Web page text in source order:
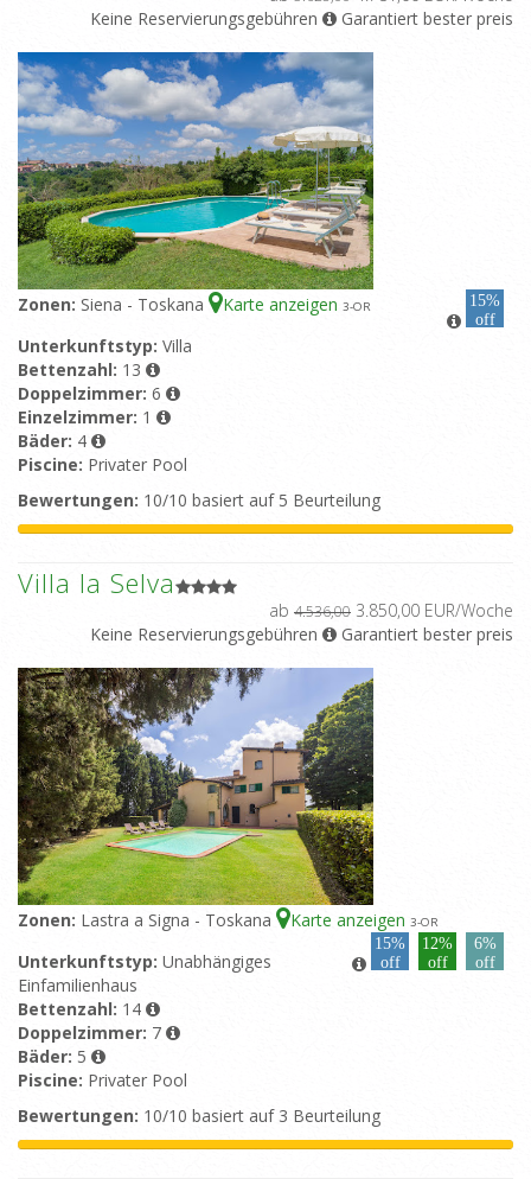
Keine Reservierungsgebühren
Garantiert bester preis
Zonen: Siena - Toskana Karte anzeigen 3-OR
15%
off
Unterkunftstyp: Villa
Bettenzahl: 13
Doppelzimmer: 6
Einzelzimmer: 1
Bäder: 4
Piscine: Privater Pool
Bewertungen: 10/10 basiert auf 5 Beurteilung
Villa la Selva
ab 4.536,00 3.850,00 EUR/Woche
Keine Reservierungsgebühren
Garantiert bester preis
Zonen: Lastra a Signa - Toskana Karte anzeigen 3-OR
15%
off
12%
off
6%
off
Unterkunftstyp: Unabhängiges
Einfamilienhaus
Bettenzahl: 14
Doppelzimmer: 7
Bäder: 5
Piscine: Privater Pool
Bewertungen: 10/10 basiert auf 3 Beurteilung